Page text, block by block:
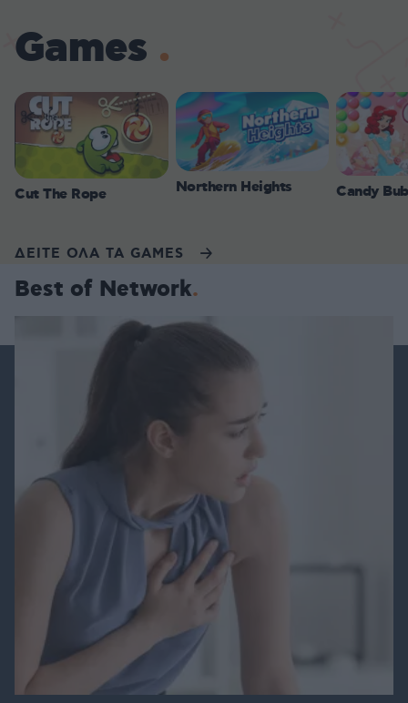
Games
Cut The Rope Northern Heights Candy
ΔΕΙΤΕ ΟΛΑ ΤΑ GAMES
Best of Network